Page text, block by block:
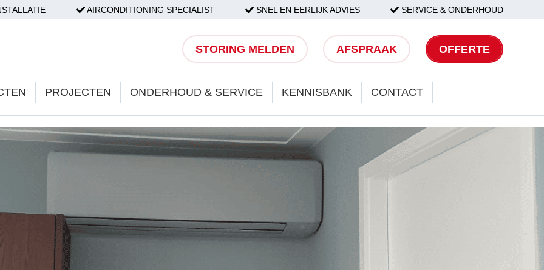
AIRCONDITIONING SPECIALIST SNEL EN EERLIJK ADVIES SERVICE & ONDERHOUD
STORING MELDEN AFSPRAAK OFFERTE
PROJECTEN ONDERHOUD & SERVICE KENNISBANK CONTACT